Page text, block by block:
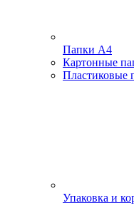
Папки А4
Картонные
Пластиковые
Упаковка и